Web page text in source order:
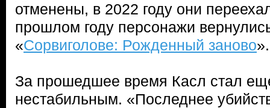
отменены, в 2022 году они
прошлом году персонажи
«Сорвиголове: Рожденный заново».
За прошедшее время Касл стал
нестабильным. «Последнее